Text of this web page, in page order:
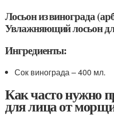
Лосьон из винограда
Увлажняющий лосьон
Ингредиенты:
Сок винограда – 400 мл.
Как часто нужно
для лица от